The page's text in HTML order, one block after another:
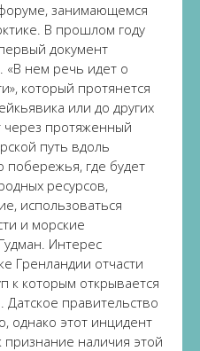
занимающемся
В прошлом году
документ
«В нем речь идет о
который протянется
или до других
через протяженный
путь вдоль
побережья, где будет
ресурсов,
использоваться
и морские
Интерес
Гренландии отчасти
к которым открывается
Датское правительство
однако этот инцидент
наличия этой